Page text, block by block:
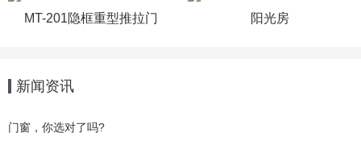
MT-201隐框重型推拉门 阳光房
新闻资讯
门窗，你选对了吗?